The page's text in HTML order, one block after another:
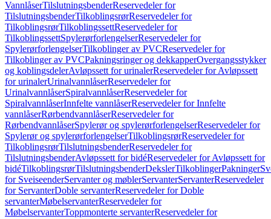
VannlåserTilslutningsbenderReservedeler for
TilslutningsbenderTilkoblingsrørReservedeler for
TilkoblingsrørTilkoblingssettReservedeler for
TilkoblingssettSpylerørforlengelserReservedeler for
SpylerørforlengelserTilkoblinger av PVCReservedeler for
Tilkoblinger av PVCPakningsringer og dekkapperOvergangsstykker
og koblingsdelerAvløpssett for urinalerReservedeler for Avløpssett
for urinalerUrinalvannlåserReservedeler for
UrinalvannlåserSpiralvannlåserReservedeler for
SpiralvannlåserInnfelte vannlåserReservedeler for Innfelte
vannlåserRørbendvannlåserReservedeler for
RørbendvannlåserSpylerør og spylerørforlengelserReservedeler for
Spylerør og spylerørforlengelserTilkoblingsrørReservedeler for
TilkoblingsrørTilslutningsbenderReservedeler for
TilslutningsbenderAvløpssett for bidéReservedeler for Avløpssett for
bidéTilkoblingsrørTilslutningsbenderDekslerTilkoblingerPakninger
for SveiseenderServanter og møblerServanterServanterReservedeler
for ServanterDoble servanterReservedeler for Doble
servanterMøbelservanterReservedeler for
MøbelservanterToppmonterte servanterReservedeler for